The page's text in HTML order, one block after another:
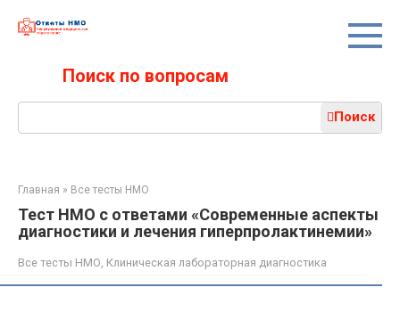
Поиск по вопросам
Поиск
Главная » Все тесты НМО
Тест НМО с ответами «Современные аспекты
диагностики и лечения гиперпролактинемии»
Все тесты НМО Клиническая лабораторная диагностика